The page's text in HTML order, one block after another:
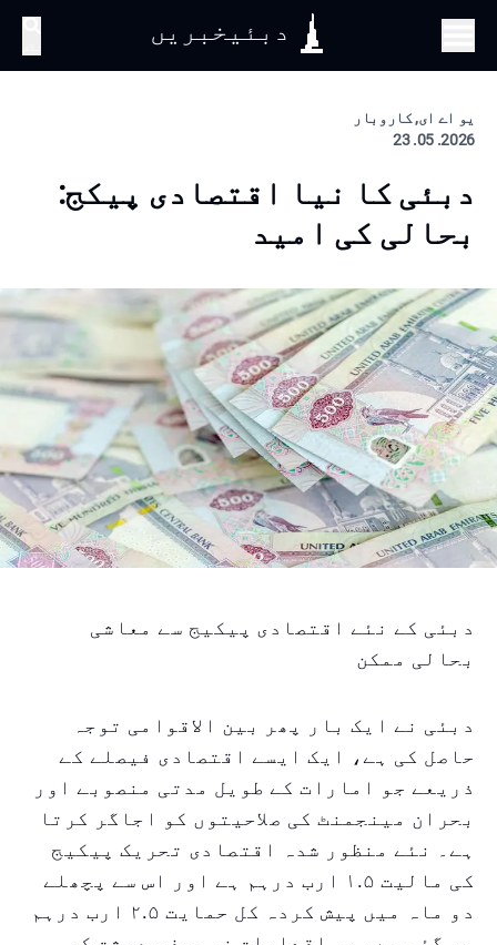
دبئیخبریں
یو اے ای, کاروبار
2026. 05. 23
دبئی کا نیا اقتصادی پیکج:
بحالی کی امید
دبئی کے نئے اقتصادی پیکیج سے معاشی
بحالی ممکن
دبئی نے ایک بار پھر بین الاقوامی توجہ
حاصل کی ہے، ایک ایسے اقتصادی فیصلے کے
ذریعے جو امارات کے طویل مدتی منصوبے اور
بحران مینجمنٹ کی صلاحیتوں کو اجاگر کرتا
ہے۔ نئے منظور شدہ اقتصادی تحریک پیکیج
کی مالیت ۱.۵ ارب درہم ہے اور اس سے پچھلے
دو ماہ میں پیش کردہ کل حمایت ۲.۵ ارب درہم